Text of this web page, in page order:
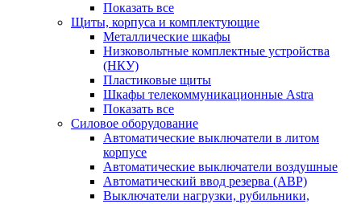
Показать все
Щиты, корпуса и комплектующие
Металлические шкафы
Низковольтные комплектные устройства
(НКУ)
Пластиковые щиты
Шкафы телекоммуникационные Astra
Показать все
Силовое оборудование
Автоматические выключатели в литом
корпусе
Автоматические выключатели воздушные
Автоматический ввод резерва (АВР)
Выключатели нагрузки, рубильники,